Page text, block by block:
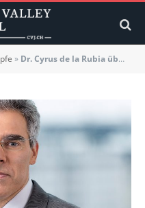
» Dr. Cyrus de la Rubia über Geldpolitik, Handelskriege und digitale Währungen